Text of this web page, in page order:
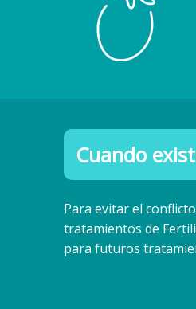
Cuando
Para evitar el
tratamientos de
para futuros